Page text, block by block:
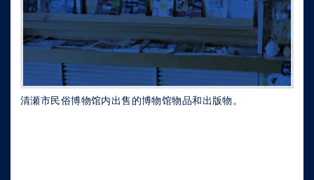
清瀬市民俗博物馆内出售的博物馆物品和出版物。